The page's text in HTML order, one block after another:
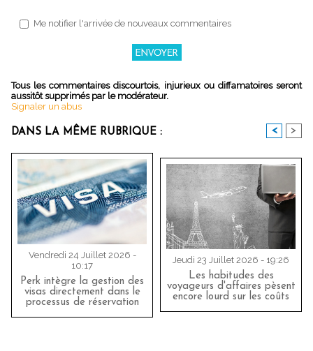
Me notifier l'arrivée de nouveaux commentaires
Tous les commentaires discourtois, injurieux ou diffamatoires seront
aussitôt supprimés par le modérateur.
Signaler un abus
DANS LA MÊME RUBRIQUE : < >
Vendredi 24 Juillet 2026 -
10:17
Perk intègre la gestion des
visas directement dans le
processus de réservation
Jeudi 23 Juillet 2026 - 19:26
Les habitudes des
voyageurs d'affaires pèsent
encore lourd sur les coûts